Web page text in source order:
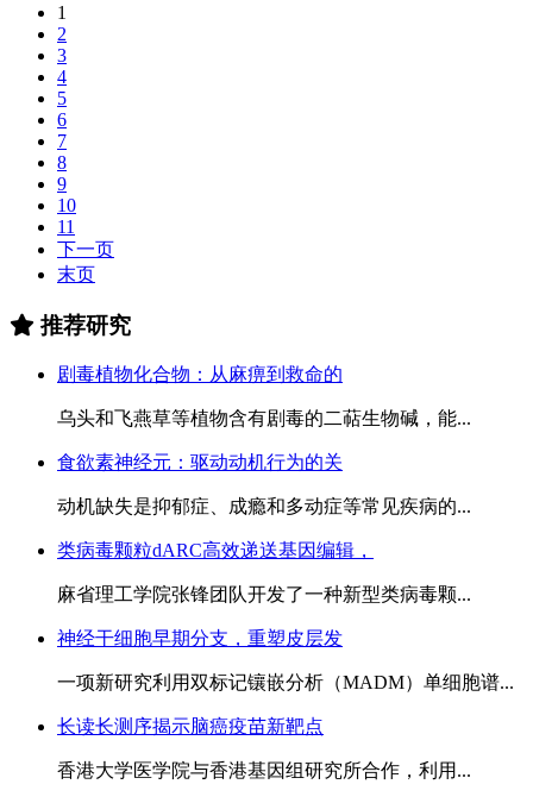
1
2
3
4
5
6
7
8
9
10
11
下一页
末页
推荐研究
剧毒植物化合物：从麻痹到救命的
乌头和飞燕草等植物含有剧毒的二萜生物碱，能...
食欲素神经元：驱动动机行为的关
动机缺失是抑郁症、成瘾和多动症等常见疾病的...
类病毒颗粒dARC高效递送基因编辑，
麻省理工学院张锋团队开发了一种新型类病毒颗...
神经干细胞早期分支，重塑皮层发
一项新研究利用双标记镶嵌分析（MADM）单细胞谱...
长读长测序揭示脑癌疫苗新靶点
香港大学医学院与香港基因组研究所合作，利用...